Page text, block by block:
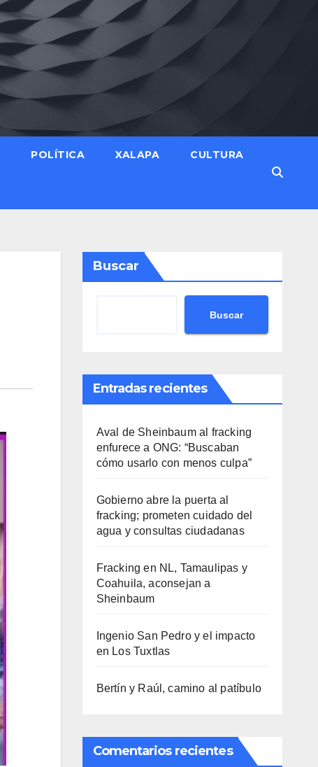
POLÍTICA XALAPA CULTURA
Buscar
Buscar
Entradas recientes
Aval de Sheinbaum al fracking
enfurece a ONG: “Buscaban
cómo usarlo con menos culpa”
Gobierno abre la puerta al
fracking; prometen cuidado del
agua y consultas ciudadanas
Fracking en NL, Tamaulipas y
Coahuila, aconsejan a
Sheinbaum
Ingenio San Pedro y el impacto
en Los Tuxtlas
Bertín y Raúl, camino al patíbulo
Comentarios recientes